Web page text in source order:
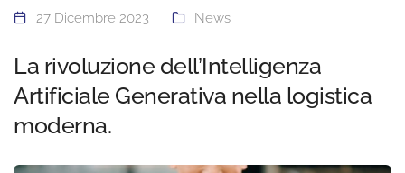
27 Dicembre 2023 News
La rivoluzione dell’Intelligenza
Artificiale Generativa nella logistica
moderna.